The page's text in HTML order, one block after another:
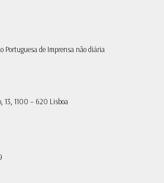
Portuguesa de Imprensa não diária
13, 1100 – 620 Lisboa